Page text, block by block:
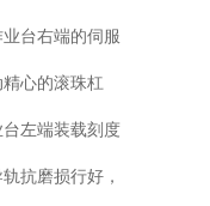
台右端的伺服
心的滚珠杠
左端装载刻度
抗磨损行好，